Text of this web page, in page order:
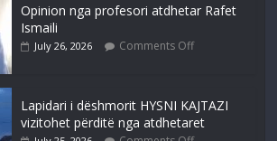
Opinion nga profesori atdhetar Rafet
Ismaili
July 26, 2026 Comments Off
Lapidari i dëshmorit HYSNI KAJTAZI
vizitohet përditë nga atdhetaret